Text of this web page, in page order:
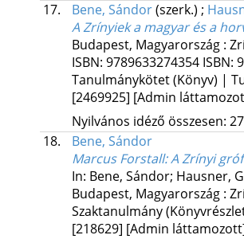
17.
Bene, Sándor(szerk.) ;
A Zrínyiek a magyar és a
Budapest, Magyarország :
ISBN: 9789633274354 ISBN:
Tanulmánykötet (Könyv) |
[2469925] [Admin
Nyilvános idéző összesen:
18.
Bene, Sándor
Marcus Forstall: A Zrínyi
In: Bene, Sándor; Hausner,
Budapest, Magyarország :
Szaktanulmány
[218629] [Admin